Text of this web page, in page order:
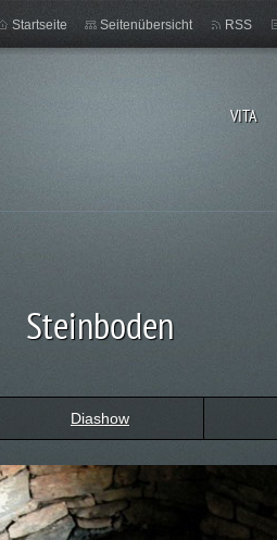
VITA
Startseite Seitenübersicht RSS
Steinboden
Diashow